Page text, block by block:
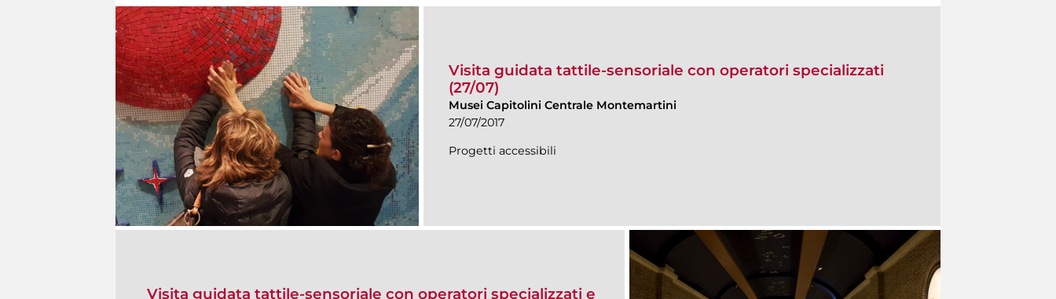
Visita guidata tattile-sensoriale con operatori specializzati
(27/07)
Musei Capitolini Centrale Montemartini
27/07/2017
Progetti accessibili
Visita guidata tattile-sensoriale con operatori specializzati e